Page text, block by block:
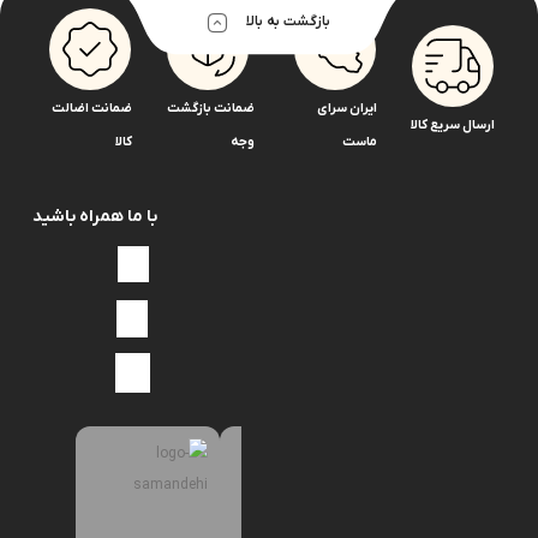
بازگشت به بالا
ارسال سریع کالا
ایران سرای
ماست
ضمانت بازگشت
وجه
ضمانت اضالت
کالا
با ما همراه باشید